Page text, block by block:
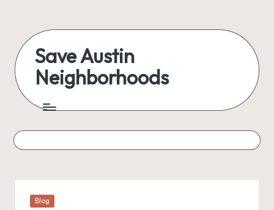
content
Save Austin
Neighborhoods
Austin
everything
Posted
Blog